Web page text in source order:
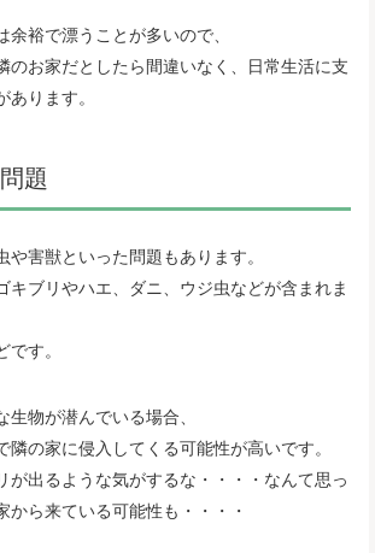
余裕で漂うことが多いので、
のお家だとしたら間違いなく、日常生活に支
ります。
題
や害獣といった問題もあります。
キブリやハエ、ダニ、ウジ虫などが含まれま
す。
物が潜んでいる場合、
隣の家に侵入してくる可能性が高いです。
が出るような気がするな・・・・なんて思っ
から来ている可能性も・・・・